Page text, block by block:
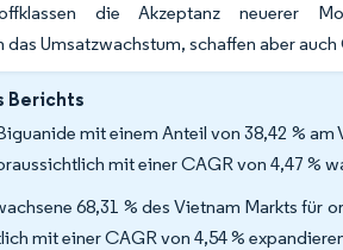
die Akzeptanz neuerer
Umsatzwachstum, schaffen aber
Berichts
mit einem Anteil von 38,42 %
mit einer CAGR von 4,47 %
68,31 % des Vietnam Markts für
mit einer CAGR von 4,54 %